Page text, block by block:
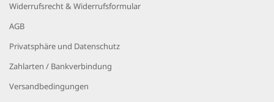
Widerrufsrecht & Widerrufsformular
AGB
Privatsphäre und Datenschutz
Zahlarten / Bankverbindung
Versandbedingungen